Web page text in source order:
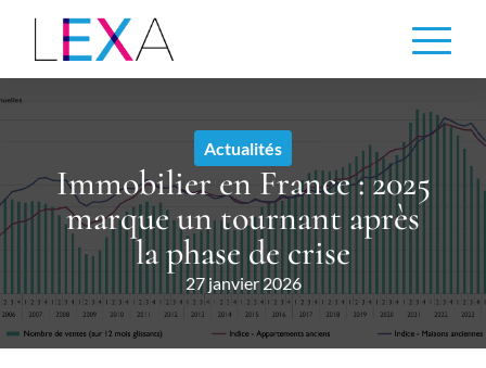
contenu
Actualités
Immobilier en France : 2025
marque un tournant après
la phase de crise
27 janvier 2026